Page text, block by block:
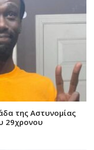
της Αστυνομίας
29χρονου